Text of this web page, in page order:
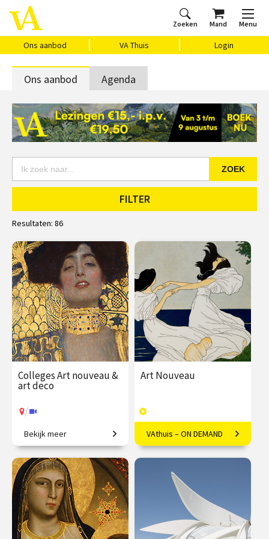
Zoeken Mand Menu
Ons aanbod VA Thuis Login
Home
Ons aanbod
Agenda
VAthuis
Over ons
Vragen?
Cadeaubon
Ons aanbod Agenda
ZOEK
FILTER
Resultaten: 86
Colleges Art nouveau &
art deco
/
Restyling van de wereld.
€ 345.00
vanaf 22
sep.
/ Op locatie of online
Bekijk meer
Art Nouveau
Vloeiende vernieuwing in
Europa
€ 169.00
afleveringen
Speeltijd 10 uur
VAthuis
VAthuis – ON DEMAND